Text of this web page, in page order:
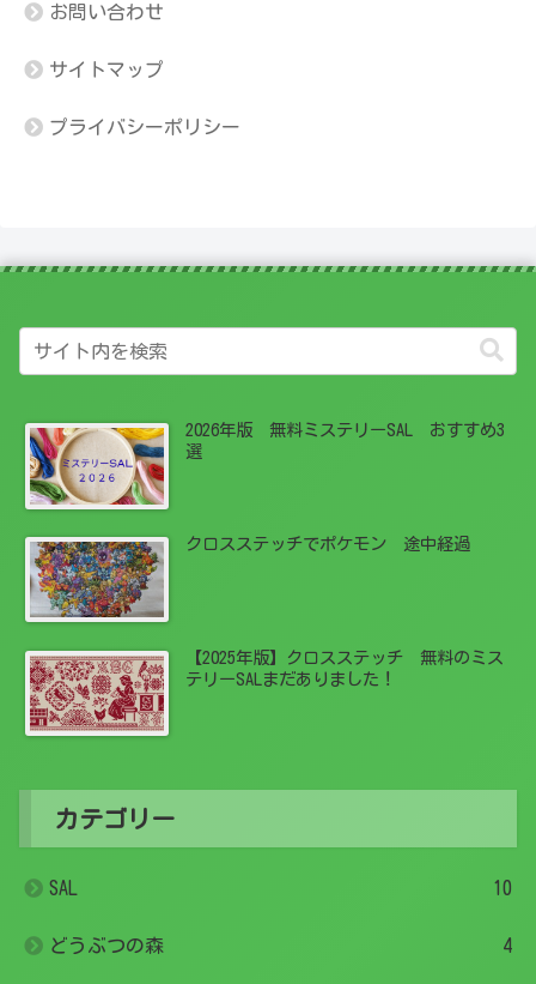
お問い合わせ
サイトマップ
プライバシーポリシー
2026年版 無料ミステリーSAL おすすめ3
選
クロスステッチでポケモン 途中経過
【2025年版】クロスステッチ 無料のミス
テリーSALまだありました！
カテゴリー
SAL 10
どうぶつの森 4